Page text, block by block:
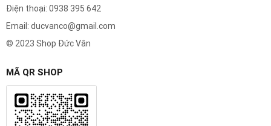
nghiêm ngặt, đảm bảo độ bền, sắc bén và
an toàn tuyệt đối cho làn da của bạn.
TƯƠNG THÍCH HOÀN HẢO
Đầu cạo Braun (màu bạc) được thiết kế để
tương thích chính xác với rất nhiều dòng máy
Điện thoại: 0938 395 642
Email: ducvanco@gmail.com
© 2023 Shop Đức Vân
MÃ QR SHOP